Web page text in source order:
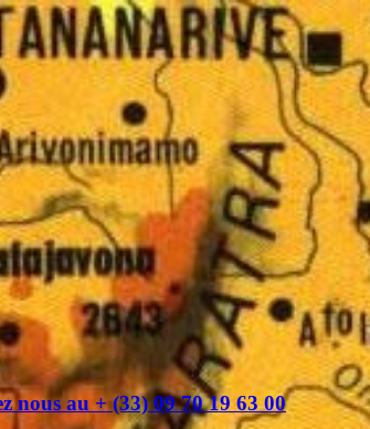
nous au + (33) 09 70 19 63 00